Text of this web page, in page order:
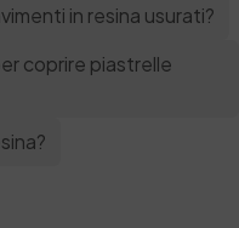
in resina usurati?
coprire piastrelle